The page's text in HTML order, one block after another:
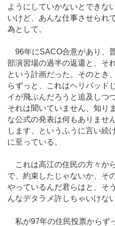
ようにしていかないとできな
いけど、あんな仕事させられ
為として。
96年にSACO合意があり、
部演習場の過半の返還と、そ
という計画だった。そのとき
らずっと、これはヘリパッド
イが飛ぶんだろうと追及しつ
それは聞いていません、知り
な公式の発表は何もありませ
します、というふうに言い続
に至っている。
これは高江の住民の方々か
で、約束したじゃないか、そ
やっているんだ君らはと、そ
んなデタラメ許しちゃいけな
私が97年の住民投票からず